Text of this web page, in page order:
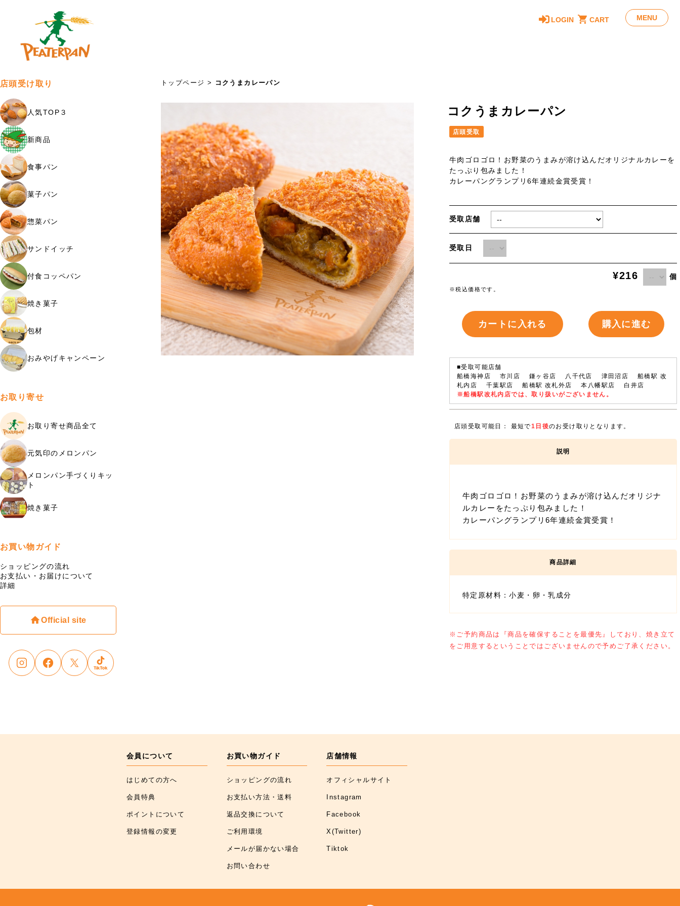
LOGIN CART MENU
店頭受け取り
人気TOP３
新商品
食事パン
菓子パン
惣菜パン
サンドイッチ
付食コッペパン
焼き菓子
包材
おみやげキャンペーン
お取り寄せ
お取り寄せ商品全て
元気印のメロンパン
メロンパン手づくりキッ
ト
焼き菓子
お買い物ガイド
ショッピングの流れ
お支払い・お届けについて
詳細
Official site
トップページ > コクうまカレーパン
コクうまカレーパン
店頭受取
牛肉ゴロゴロ！お野菜のうまみが溶け込んだオリジナルカレーを
たっぷり包みました！
カレーパングランプリ6年連続金賞受賞！
受取店舗
受取日
¥216 個
※税込価格です。
カートに入れる 購入に進む
■受取可能店舗
船橋海神店 市川店 鎌ヶ谷店 八千代店 津田沼店 船橋駅 改
札内店 千葉駅店 船橋駅 改札外店 本八幡駅店 白井店
※船橋駅改札内店では、取り扱いがございません。
店頭受取可能日： 最短で1日後のお受け取りとなります。
牛肉ゴロゴロ！お野菜のうまみが溶け込んだオリジナ
ルカレーをたっぷり包みました！
カレーパングランプリ6年連続金賞受賞！
特定原材料：小麦・卵・乳成分
※ご予約商品は『商品を確保することを最優先』しており、焼き立て
をご用意するということではございませんので予めご了承ください。
会員について
はじめての方へ
会員特典
ポイントについて
登録情報の変更
お買い物ガイド
ショッピングの流れ
お支払い方法・送料
返品交換について
ご利用環境
メールが届かない場合
お問い合わせ
店舗情報
オフィシャルサイト
Instagram
Facebook
X(Twitter)
Tiktok